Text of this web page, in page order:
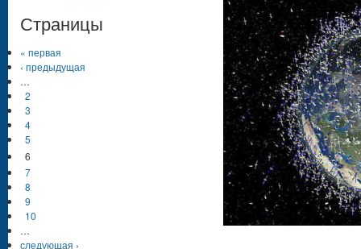
Страницы
« первая
‹ предыдущая
…
2
3
4
5
6
7
8
9
10
…
следующая ›